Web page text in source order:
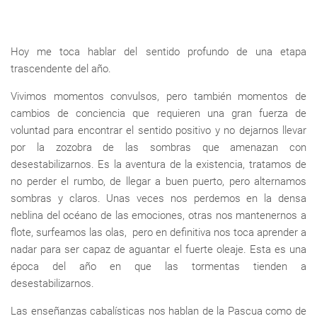
Hoy me toca hablar del sentido profundo de una etapa
trascendente del año.
Vivimos momentos convulsos, pero también momentos de
cambios de conciencia que requieren una gran fuerza de
voluntad para encontrar el sentido positivo y no dejarnos llevar
por la zozobra de las sombras que amenazan con
desestabilizarnos. Es la aventura de la existencia, tratamos de
no perder el rumbo, de llegar a buen puerto, pero alternamos
sombras y claros. Unas veces nos perdemos en la densa
neblina del océano de las emociones, otras nos mantenernos a
flote, surfeamos las olas, pero en definitiva nos toca aprender a
nadar para ser capaz de aguantar el fuerte oleaje. Esta es una
época del año en que las tormentas tienden a
desestabilizarnos.
Las enseñanzas cabalísticas nos hablan de la Pascua como de